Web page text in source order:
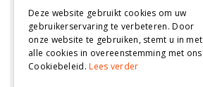
Aster
Aster sedifolius 'Nanus'
Deze website gebruikt cookies om uw
gebruikerservaring te verbeteren. Door
onze website te gebruiken, stemt u in met
alle cookies in overeenstemming met ons
Cookiebeleid.Lees verder